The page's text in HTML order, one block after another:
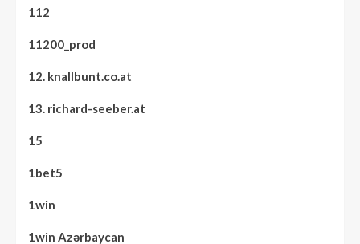
112
11200_prod
12. knallbunt.co.at
13. richard-seeber.at
15
1bet5
1win
1win Azərbaycan